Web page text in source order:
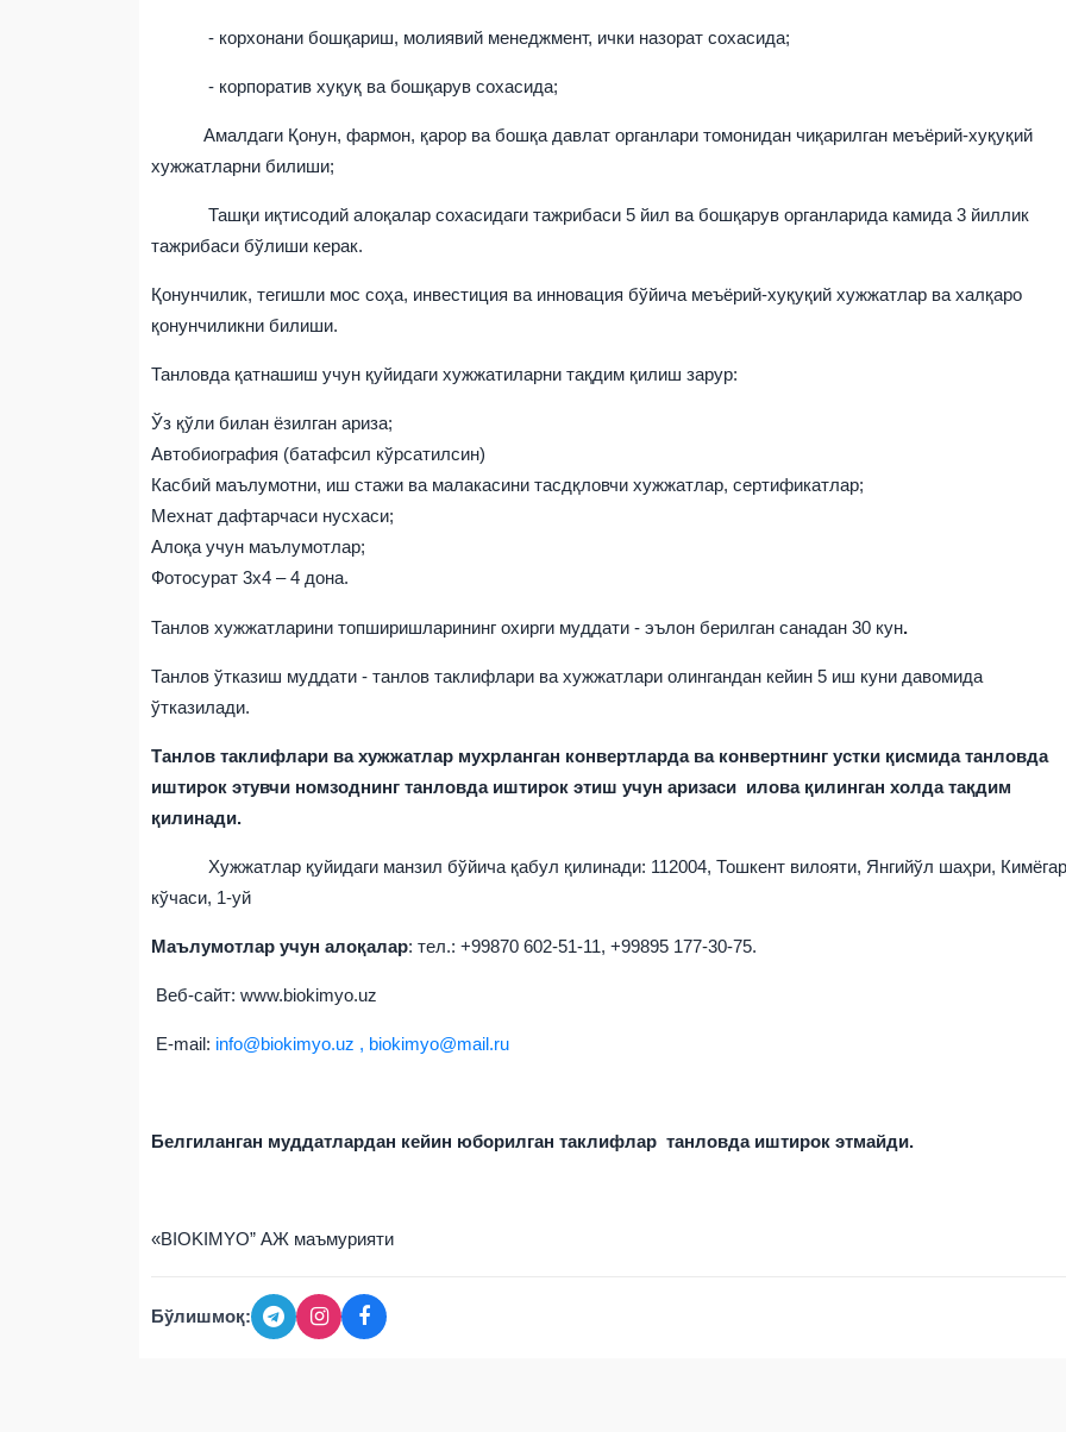
- корхонани бошқариш, молиявий менеджмент, ички назорат сохасида;
- корпоратив хуқуқ ва бошқарув сохасида;
Амалдаги Қонун, фармон, қарор ва бошқа давлат органлари томонидан чиқарилган меъёрий-хуқуқий
хужжатларни билиши;
Ташқи иқтисодий алоқалар сохасидаги тажрибаси 5 йил ва бошқарув органларида камида 3 йиллик
тажрибаси бўлиши керак.
Қонунчилик, тегишли мос соҳа, инвестиция ва инновация бўйича меъёрий-хуқуқий хужжатлар ва халқаро
қонунчиликни билиши.
Танловда қатнашиш учун қуйидаги хужжатиларни тақдим қилиш зарур:
Ўз қўли билан ёзилган ариза;
Автобиография (батафсил кўрсатилсин)
Касбий маълумотни, иш стажи ва малакасини тасдқловчи хужжатлар, сертификатлар;
Мехнат дафтарчаси нусхаси;
Алоқа учун маълумотлар;
Фотосурат 3х4 – 4 дона.
Танлов хужжатларини топширишларининг охирги муддати - эълон берилган санадан 30 кун.
Танлов ўтказиш муддати - танлов таклифлари ва хужжатлари олингандан кейин 5 иш куни давомида
ўтказилади.
Танлов таклифлари ва хужжатлар мухрланган конвертларда ва конвертнинг устки қисмида танловда
иштирок этувчи номзоднинг танловда иштирок этиш учун аризаси илова қилинган холда тақдим
қилинади.
Хужжатлар қуйидаги манзил бўйича қабул қилинади: 112004, Тошкент вилояти, Янгийўл шаҳри, Кимёгар
кўчаси, 1-уй
Маълумотлар учун алоқалар: тел.: +99870 602-51-11, +99895 177-30-75.
Веб-сайт: www.biokimyo.uz
E-mail: info@biokimyo.uz , biokimyo@mail.ru
Белгиланган муддатлардан кейин юборилган таклифлар танловда иштирок этмайди.
«BIOKIMYO” АЖ маъмурияти
Бўлишмоқ: